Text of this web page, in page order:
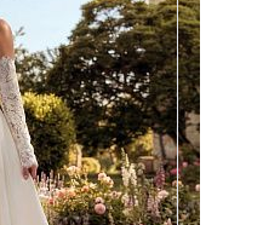
50, 52, 54, 56,